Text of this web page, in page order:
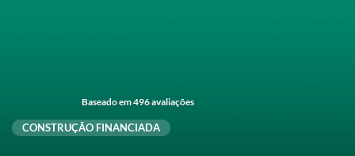
Baseado em 496 avaliações
CONSTRUÇÃO FINANCIADA